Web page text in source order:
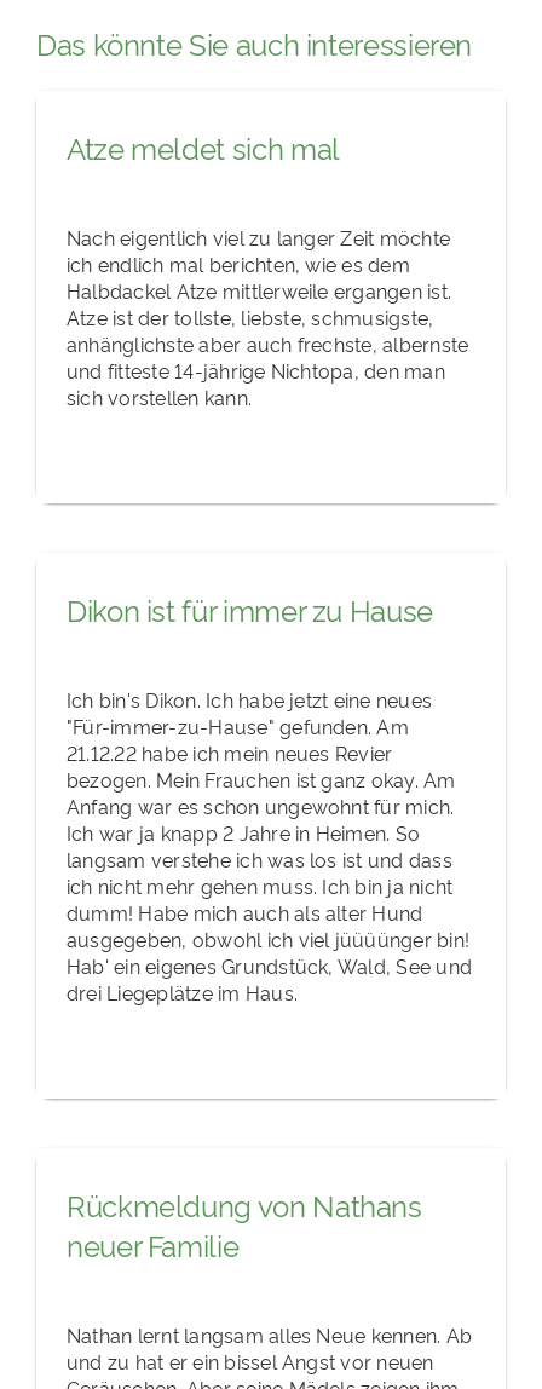
Das könnte Sie auch interessieren
Atze meldet sich mal
Nach eigentlich viel zu langer Zeit möchte
ich endlich mal berichten, wie es dem
Halbdackel Atze mittlerweile ergangen ist.
Atze ist der tollste, liebste, schmusigste,
anhänglichste aber auch frechste, albernste
und fitteste 14-jährige Nichtopa, den man
sich vorstellen kann.
Dikon ist für immer zu Hause
Ich bin's Dikon. Ich habe jetzt eine neues
"Für-immer-zu-Hause" gefunden. Am
21.12.22 habe ich mein neues Revier
bezogen. Mein Frauchen ist ganz okay. Am
Anfang war es schon ungewohnt für mich.
Ich war ja knapp 2 Jahre in Heimen. So
langsam verstehe ich was los ist und dass
ich nicht mehr gehen muss. Ich bin ja nicht
dumm! Habe mich auch als alter Hund
ausgegeben, obwohl ich viel jüüüünger bin!
Hab' ein eigenes Grundstück, Wald, See und
drei Liegeplätze im Haus.
Rückmeldung von Nathans
neuer Familie
Nathan lernt langsam alles Neue kennen. Ab
und zu hat er ein bissel Angst vor neuen